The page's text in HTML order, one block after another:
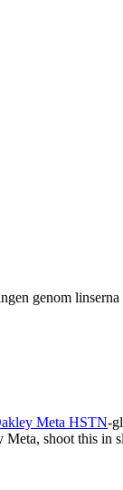
genom
Meta HSTN-
shoot this in